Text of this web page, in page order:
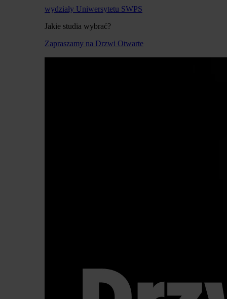
wydziały Uniwersytetu SWPS
Jakie studia wybrać?
Zapraszamy na Drzwi Otwarte